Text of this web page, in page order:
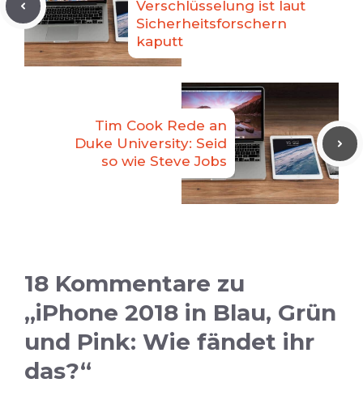
Verschlüsselung ist laut
Sicherheitsforschern
kaputt
Tim Cook Rede an
Duke University: Seid
so wie Steve Jobs
18 Kommentare zu
„iPhone 2018 in Blau, Grün
und Pink: Wie fändet ihr
das?“